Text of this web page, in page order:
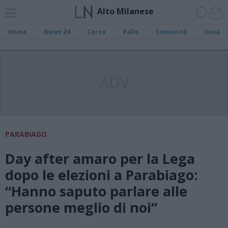
Alto Milanese
Home News 24 Cerca Palio Comunità Invia
PARABIAGO
Day after amaro per la Lega
dopo le elezioni a Parabiago:
“Hanno saputo parlare alle
persone meglio di noi”